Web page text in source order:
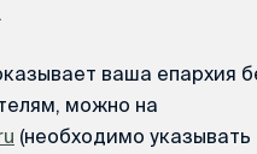
ваша епархия
можно на
(необходимо